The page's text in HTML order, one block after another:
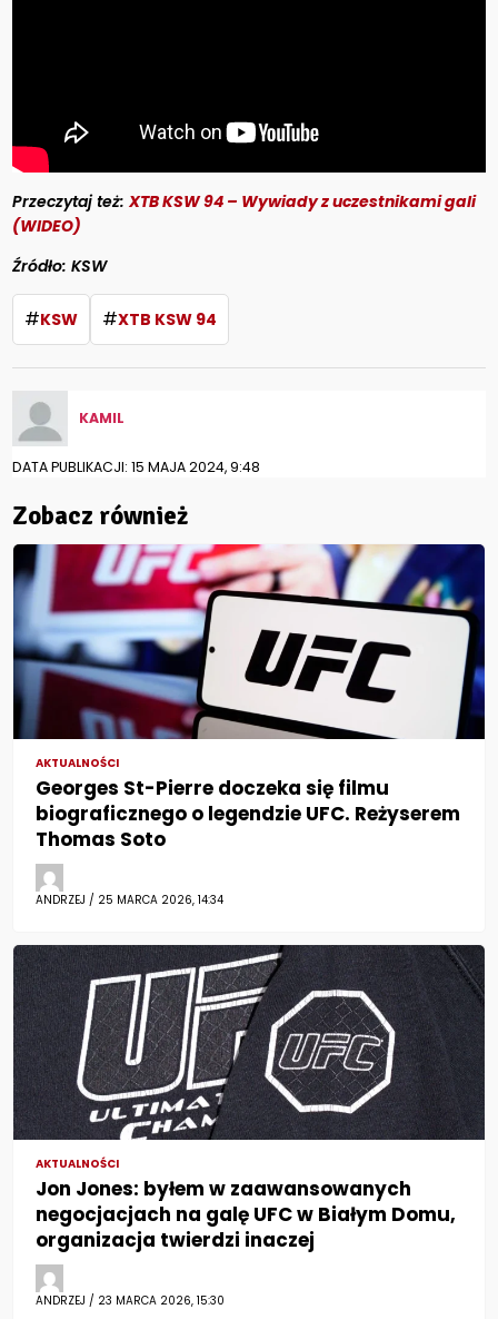
Przeczytaj też:XTB KSW 94 – Wywiady z uczestnikami gali
(WIDEO)
Źródło: KSW
#KSW #XTB KSW 94
KAMIL
DATA PUBLIKACJI: 15 MAJA 2024, 9:48
Zobacz również
AKTUALNOŚCI
Georges St-Pierre doczeka się filmu
biograficznego o legendzie UFC. Reżyserem
Thomas Soto
ANDRZEJ / 25 MARCA 2026, 14:34
AKTUALNOŚCI
Jon Jones: byłem w zaawansowanych
negocjacjach na galę UFC w Białym Domu,
organizacja twierdzi inaczej
ANDRZEJ / 23 MARCA 2026, 15:30